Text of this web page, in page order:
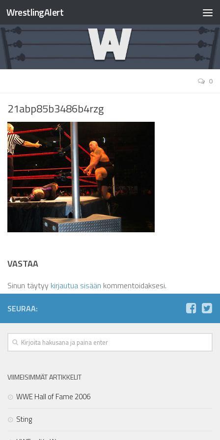
WrestlingAlert
0
21abp85b3486b4rzg
VASTAA
Sinun täytyy kirjautua sisään kommentoidaksesi.
SEURAA:
VIIMEISIMMÄT ARTIKKELIT
WWE Hall of Fame 2006
Sting